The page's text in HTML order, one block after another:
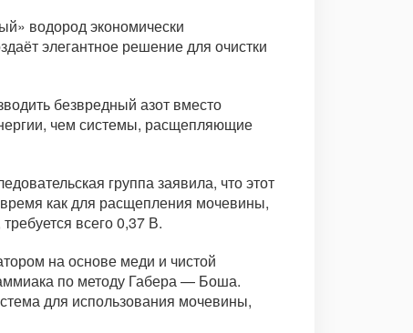
водород экономически
элегантное решение для очистки
безвредный азот вместо
чем системы, расщепляющие
группа заявила, что этот
как для расщепления мочевины,
всего 0,37 В.
на основе меди и чистой
по методу Габера — Боша.
для использования мочевины,